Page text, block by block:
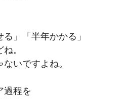
る」「半年かかる」
。
いですよね。
過程を